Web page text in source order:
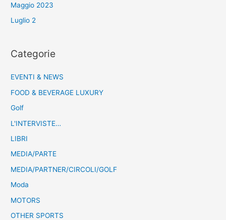
Maggio 2023
Luglio 2
Categorie
EVENTI & NEWS
FOOD & BEVERAGE LUXURY
Golf
L'INTERVISTE…
LIBRI
MEDIA/PARTE
MEDIA/PARTNER/CIRCOLI/GOLF
Moda
MOTORS
OTHER SPORTS